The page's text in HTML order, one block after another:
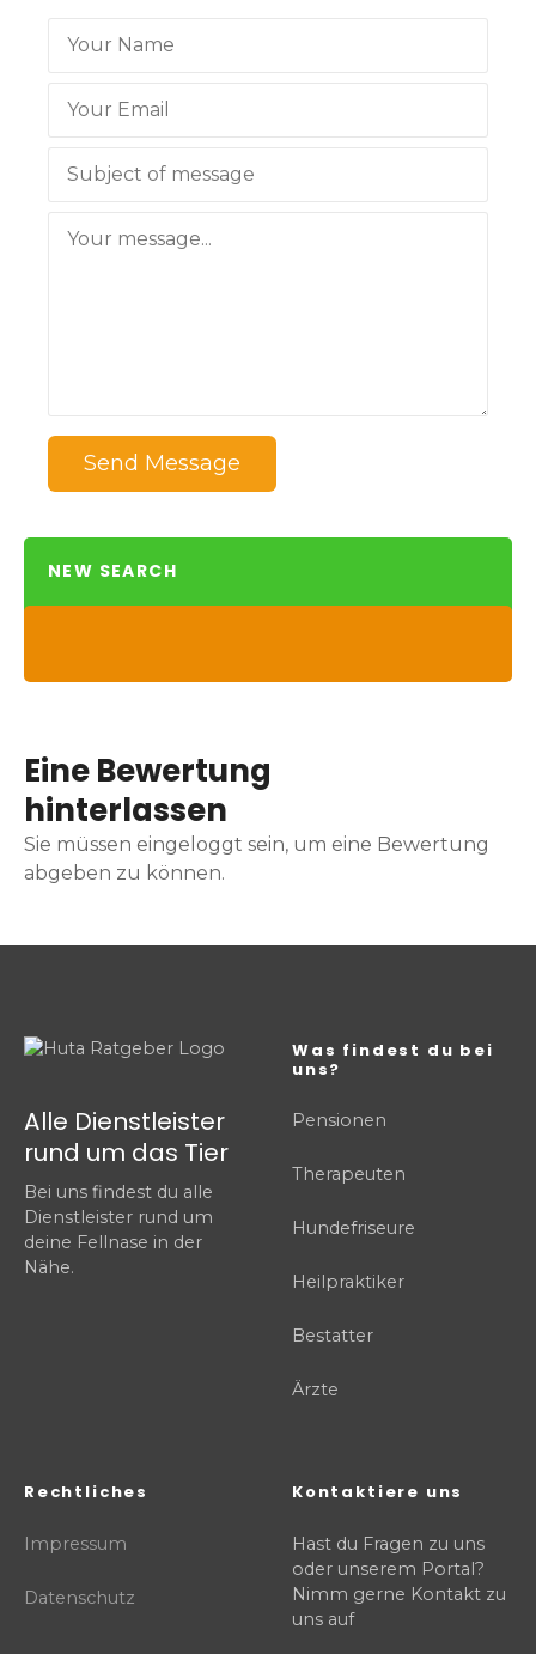
Send Message
NEW SEARCH
Eine Bewertung
hinterlassen
Sie müssen eingeloggt sein, um eine Bewertung
abgeben zu können.
Alle Dienstleister
rund um das Tier
Bei uns findest du alle
Dienstleister rund um
deine Fellnase in der
Nähe.
Was findest du bei
uns?
Pensionen
Therapeuten
Hundefriseure
Heilpraktiker
Bestatter
Ärzte
Rechtliches
Impressum
Datenschutz
Kontaktiere uns
Hast du Fragen zu uns
oder unserem Portal?
Nimm gerne Kontakt zu
uns auf